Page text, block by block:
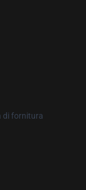
di fornitura